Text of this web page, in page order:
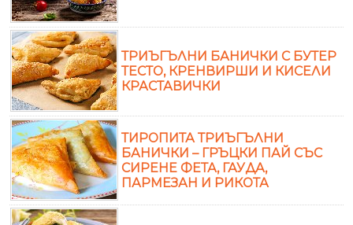
ТРИЪГЪЛНИ БАНИЧКИ С БУТЕР
ТЕСТО, КРЕНВИРШИ И КИСЕЛИ
КРАСТАВИЧКИ
ТИРОПИТА ТРИЪГЪЛНИ
БАНИЧКИ – ГРЪЦКИ ПАЙ СЪС
СИРЕНЕ ФЕТА, ГАУДА,
ПАРМЕЗАН И РИКОТА